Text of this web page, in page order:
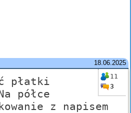
18.06.2025
11
3
płatki
półce
z napisem